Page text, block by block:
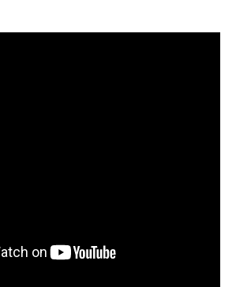
ha roligt, annars blir det tråkigt och